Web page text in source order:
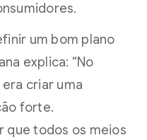
um bom plano
explica: “No
criar uma
forte.
que todos os meios